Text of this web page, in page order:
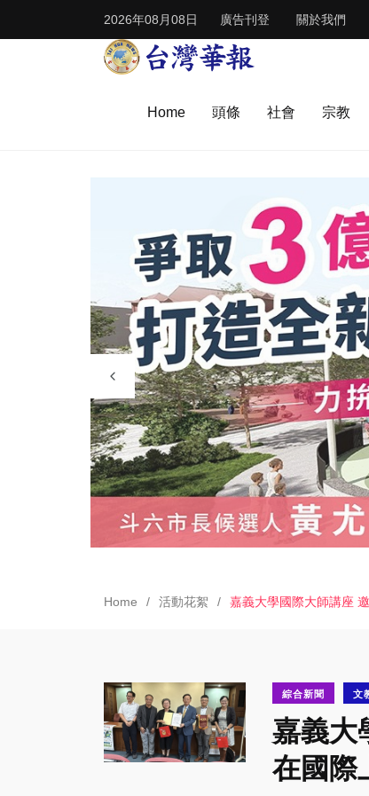
2026年08月08日 廣告刊登 關於我們
Home 頭條 社會 宗教
Home 活動花絮 嘉義大學國際大師講座
綜合新聞 文
嘉義大
在國際